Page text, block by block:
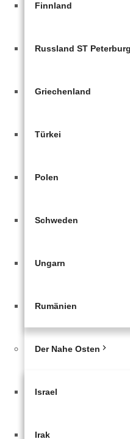
Finnland
Russland ST Peterburg
Griechenland
Türkei
Polen
Schweden
Ungarn
Rumänien
Der Nahe Osten
Israel
Irak